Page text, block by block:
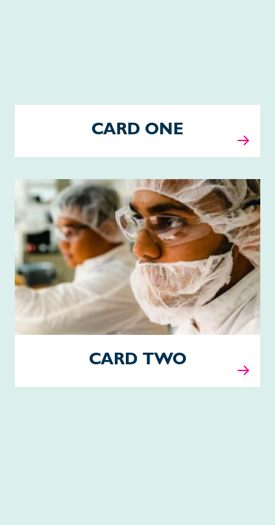
CARD ONE
Pipeline
CARD TWO